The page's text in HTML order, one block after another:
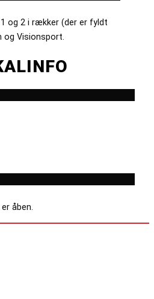
og 2 i rækker (der er fyldt
Visionsport.
åben.